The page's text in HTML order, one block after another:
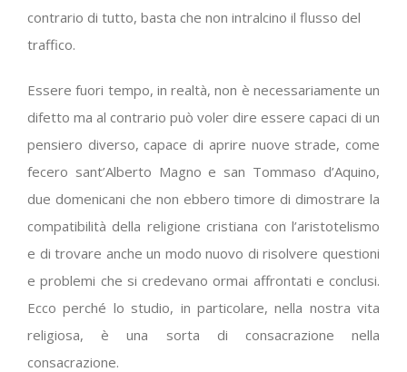
contrario di tutto, basta che non intralcino il flusso del
traffico.
Essere fuori tempo, in realtà, non è necessariamente un
difetto ma al contrario può voler dire essere capaci di un
pensiero diverso, capace di aprire nuove strade, come
fecero sant’Alberto Magno e san Tommaso d’Aquino,
due domenicani che non ebbero timore di dimostrare la
compatibilità della religione cristiana con l’aristotelismo
e di trovare anche un modo nuovo di risolvere questioni
e problemi che si credevano ormai affrontati e conclusi.
Ecco perché lo studio, in particolare, nella nostra vita
religiosa, è una sorta di consacrazione nella
consacrazione.